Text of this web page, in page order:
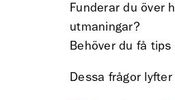
Funderar du över
utmaningar?
Behöver du få
Dessa frågor